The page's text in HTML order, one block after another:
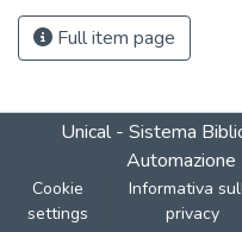
Full item page
Unical - Sistema
Cookie
settings
Informativa
privacy